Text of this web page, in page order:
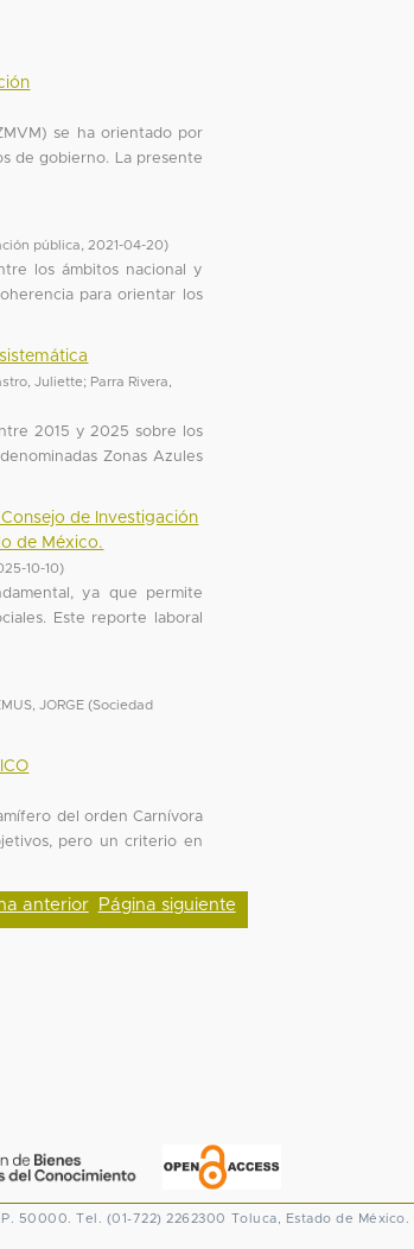
se ha orientado por
de gobierno. La presente
pública 2021-04-20)
los ámbitos nacional y
para orientar los
Juliette; Parra Rivera,
2015 y 2025 sobre los
Zonas Azules
de Investigación
de México.
10-10)
ya que permite
Este reporte laboral
JORGE (Sociedad
del orden Carnívora
pero un criterio en
anterior Página siguiente
50000. Tel. (01-722) 2262300 Toluca, Estado de México.